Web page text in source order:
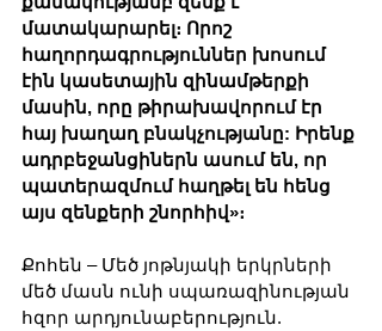
մատակարարել։ Որոշ
հաղորդագրություններ խոսում
էին կասետային զինամթերքի
մասին, որը թիրախավորում էր
հայ խաղաղ բնակչությանը: Իրենք
ադրբեջանցիներն ասում են, որ
պատերազմում հաղթել են հենց
այս զենքերի շնորհիվ»։
Քոհեն – Մեծ յոթնյակի երկրների
մեծ մասն ունի սպառազինության
հզոր արդյունաբերություն.